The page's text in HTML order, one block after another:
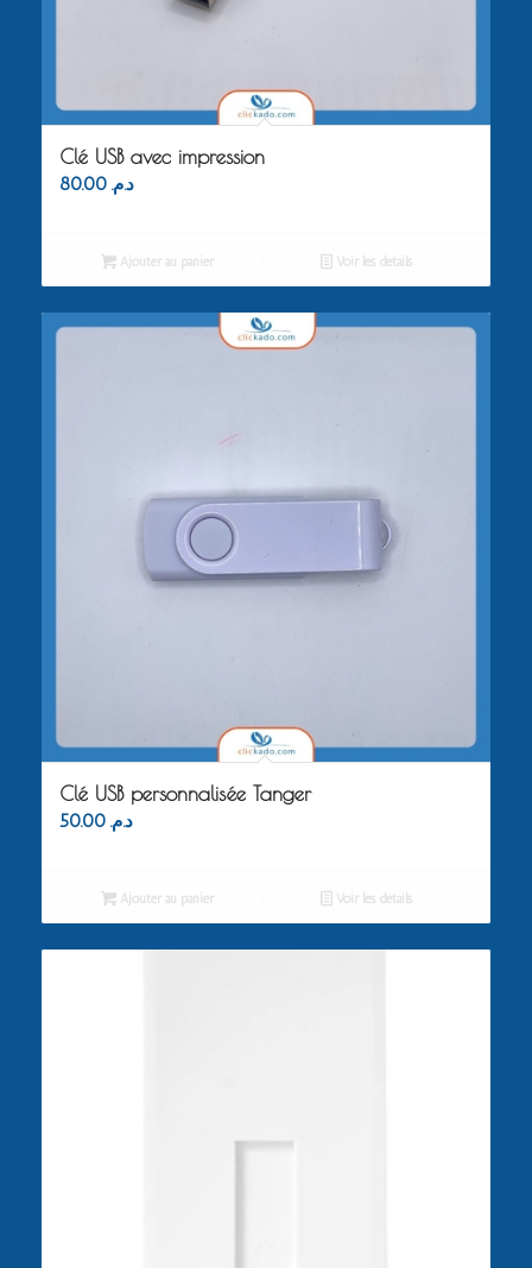
Clé USB avec impression
د.م. 80.00
Ajouter au panier Voir les détails
Clé USB personnalisée Tanger
د.م. 50.00
Ajouter au panier Voir les détails